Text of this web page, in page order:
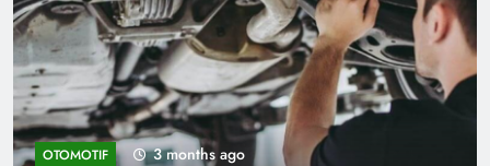
OLAHRAGA 4 months ago